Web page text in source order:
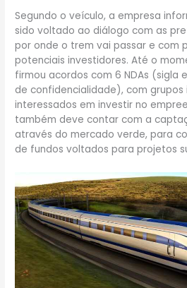
Segundo o veículo, a empresa
sido voltado ao diálogo com as
por onde o trem vai passar e com
potenciais investidores. Até o
firmou acordos com 6 NDAs (sigla
de confidencialidade), com grupos
interessados em investir no
também deve contar com a
através do mercado verde, para
de fundos voltados para projetos